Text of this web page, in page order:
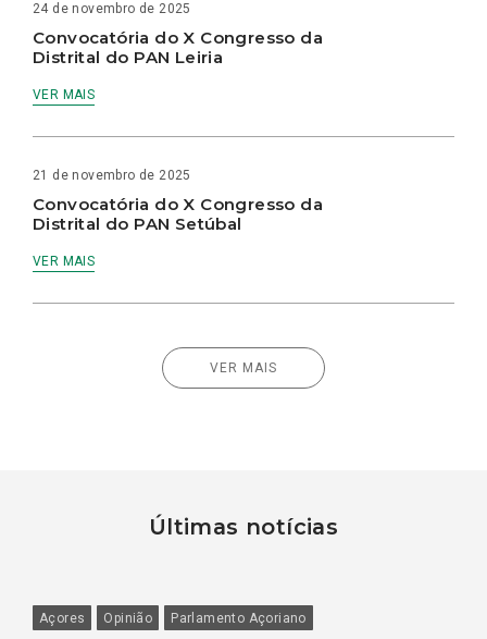
24 de novembro de 2025
Convocatória do X Congresso da
Distrital do PAN Leiria
VER MAIS
21 de novembro de 2025
Convocatória do X Congresso da
Distrital do PAN Setúbal
VER MAIS
VER MAIS
Últimas notícias
Açores Opinião Parlamento Açoriano